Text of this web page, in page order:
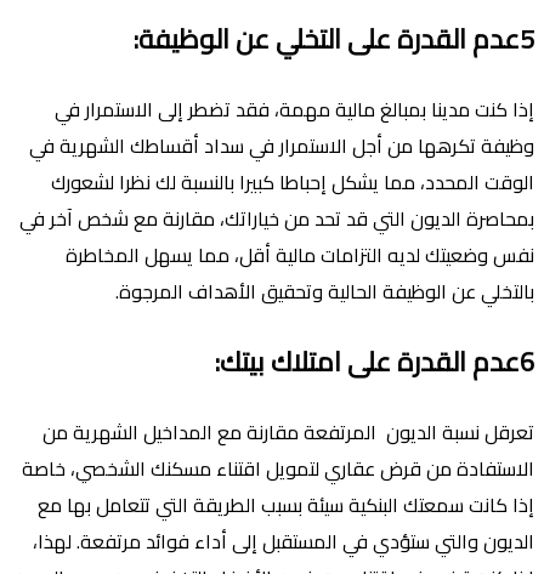
5عدم القدرة على التخلي عن الوظيفة:
إذا كنت مدينا بمبالغ مالية مهمة، فقد تضطر إلى الاستمرار في
وظيفة تكرهها من أجل الاستمرار في سداد أقساطك الشهرية في
الوقت المحدد، مما يشكل إحباطا كبيرا بالنسبة لك نظرا لشعورك
بمحاصرة الديون التي قد تحد من خياراتك، مقارنة مع شخص آخر في
نفس وضعيتك لديه التزامات مالية أقل، مما يسهل المخاطرة
بالتخلي عن الوظيفة الحالية وتحقيق الأهداف المرجوة.
6عدم القدرة على امتلاك بيتك:
تعرقل نسبة الديون المرتفعة مقارنة مع المداخيل الشهرية من
الاستفادة من قرض عقاري لتمويل اقتناء مسكنك الشخصي، خاصة
إذا كانت سمعتك البنكية سيئة بسبب الطريقة التي تتعامل بها مع
الديون والتي ستؤدي في المستقبل إلى أداء فوائد مرتفعة. لهذا،